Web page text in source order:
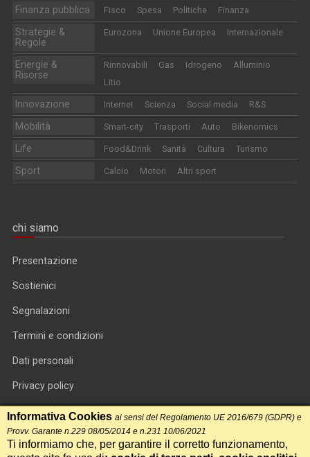
Finanza pubblica Fisco Spesa Politiche Finanza
Strategie &
Regole
Eurozona Unione Europea Internazionale
Energie &
Risorse
Rinnovabili Gas Idrogeno
Alluminio
Litio
Innovazione Internet Scienza Social media R&S
Mobilità Smart-city Trasporti Auto Bikenomics
Life Food&Drink Sanità Cultura Turismo
Sport Calcio Motori Altri sport
chi siamo
Presentazione
Sostienici
Segnalazioni
Termini e condizioni
Dati personali
Privacy policy
Informativa cookie
RSS feed
Informativa Cookies ai sensi del Regolamento UE 2016/679 (GDPR) e
Provv. Garante n.229 08/05/2014 e n.231 10/06/2021
Ti informiamo che, per garantire il corretto funzionamento,